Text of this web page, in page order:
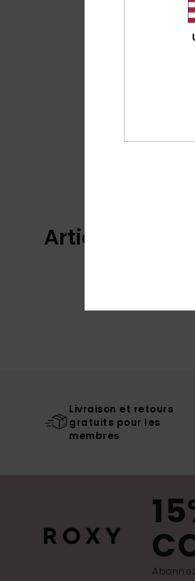
Articles vus
Livraison et retours
gratuits pour les
membres